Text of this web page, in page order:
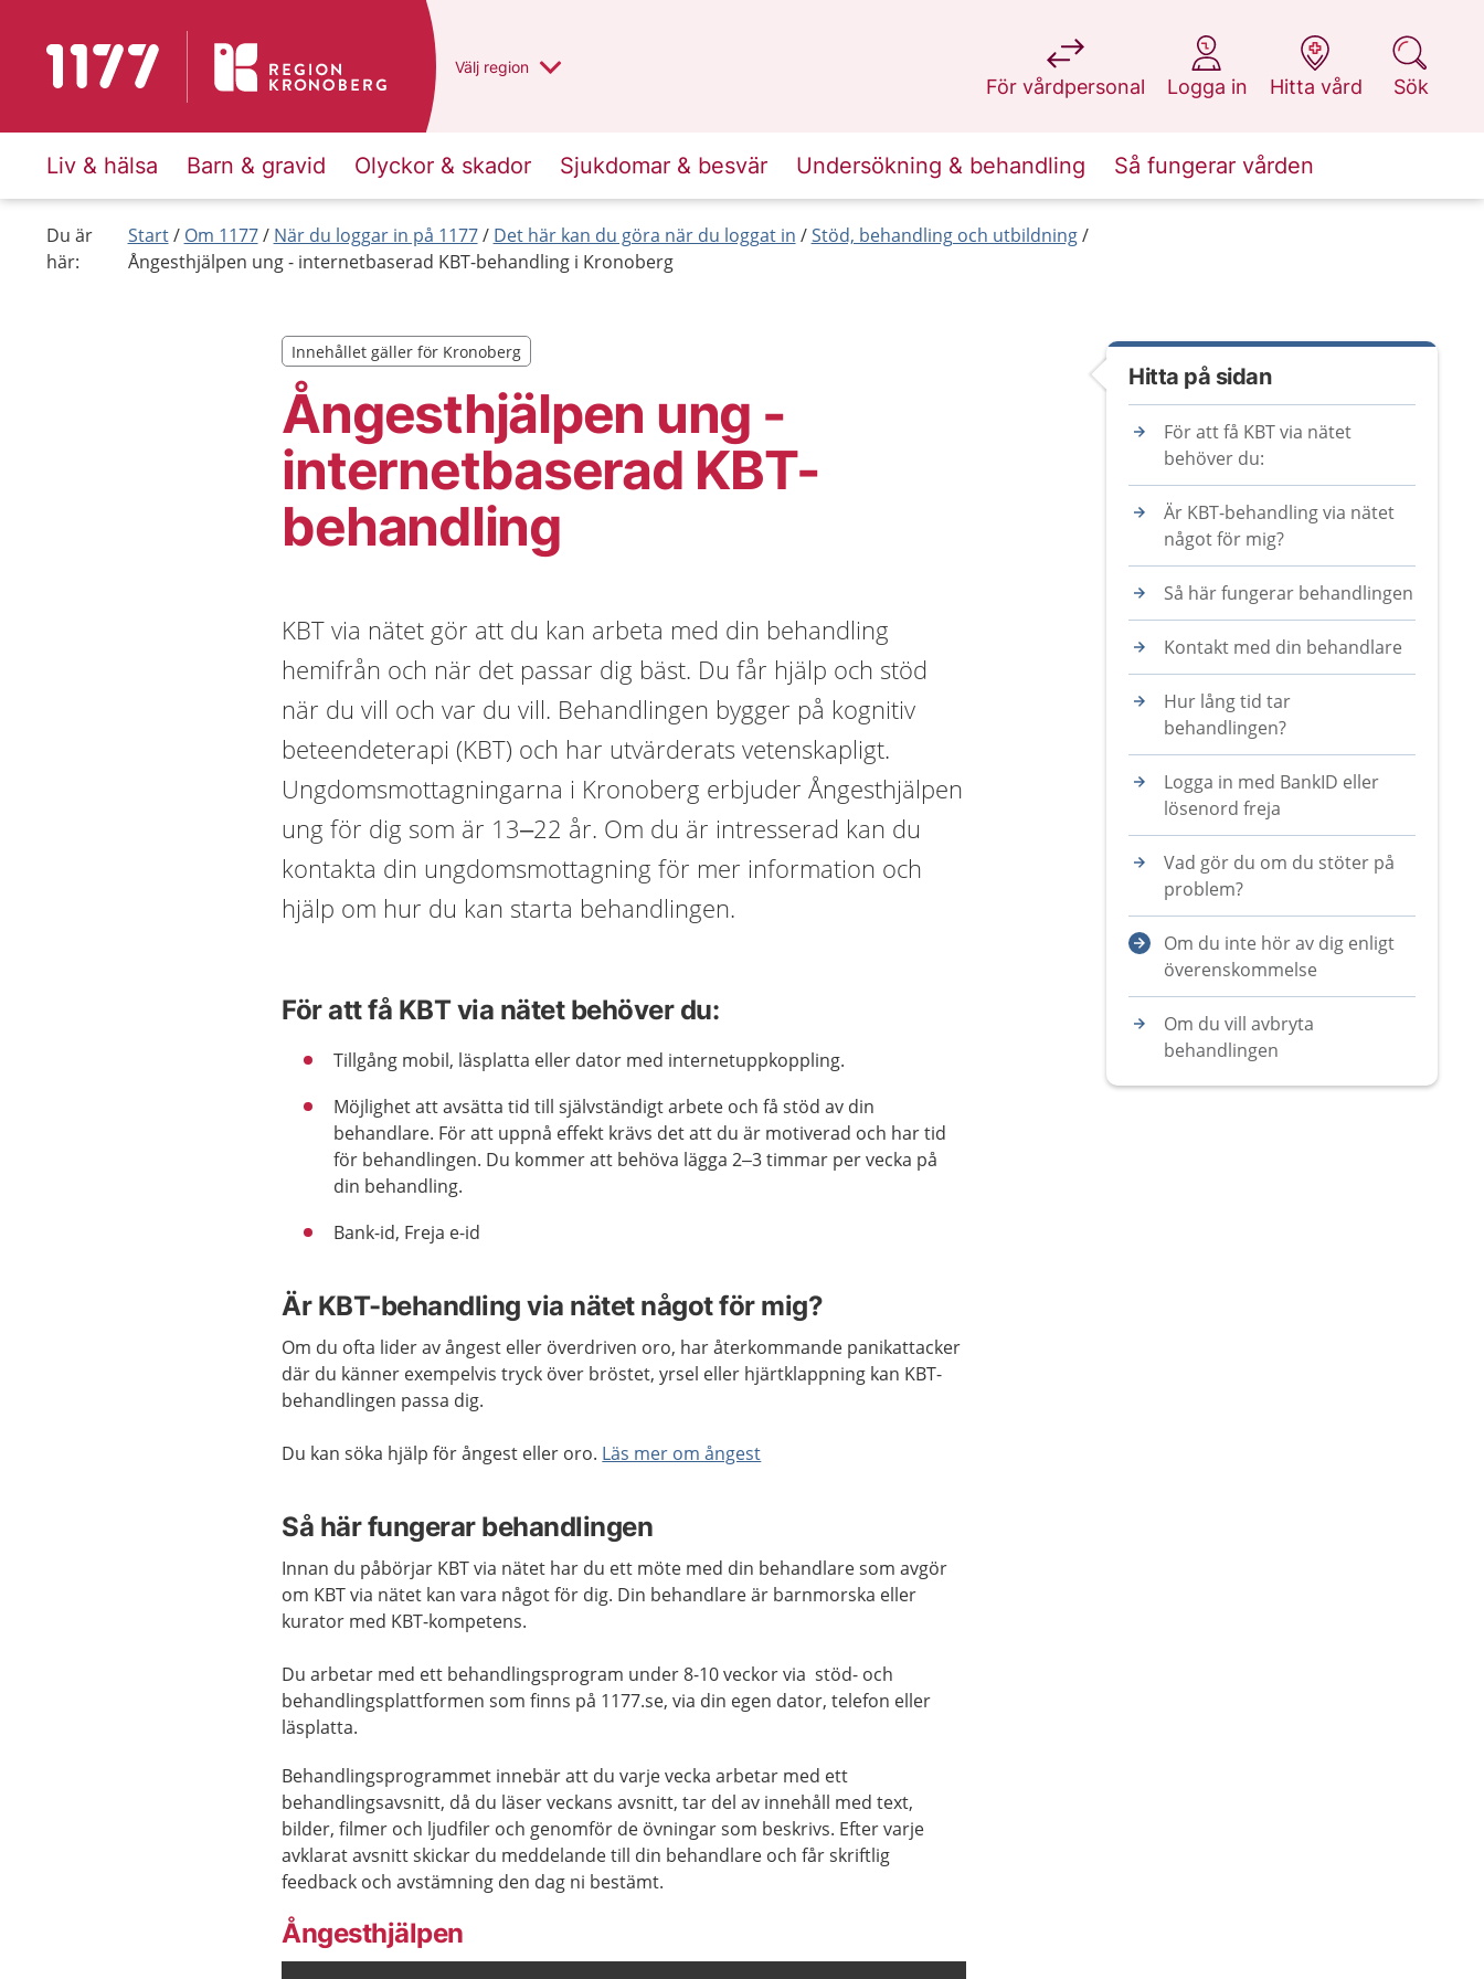
Till startsidan för 1177 Du har valt region
Välj en annan
region
För vårdpersonal
på 1177.se
Logga in
på 1177.se
Hitta vård
på 1177.se
Sök
på 1177.se
Liv & hälsa Barn & gravid Olyckor & skador Sjukdomar & besvär Undersökning & behandling Så fungerar vården
Du är
här:
Start Om 1177 När du loggar in på 1177 Det här kan du göra när du loggat in
Stöd, behandling och utbildning
Ångesthjälpen ung - internetbaserad KBT-behandling i Kronoberg
Ångesthjälpen ung -
internetbaserad KBT-
behandling
Innehållet gäller för Kronoberg
Innehållet gäller för Kronoberg
KBT via nätet gör att du kan arbeta med din behandling
hemifrån och när det passar dig bäst. Du får hjälp och stöd
när du vill och var du vill. Behandlingen bygger på kognitiv
beteendeterapi (KBT) och har utvärderats vetenskapligt.
Ungdomsmottagningarna i Kronoberg erbjuder Ångesthjälpen
ung för dig som är 13–22 år. Om du är intresserad kan du
kontakta din ungdomsmottagning för mer information och
hjälp om hur du kan starta behandlingen.
För att få KBT via nätet behöver du:
Tillgång mobil, läsplatta eller dator med internetuppkoppling.
Möjlighet att avsätta tid till självständigt arbete och få stöd av din
behandlare. För att uppnå effekt krävs det att du är motiverad och har tid
för behandlingen. Du kommer att behöva lägga 2–3 timmar per vecka på
din behandling.
Bank-id, Freja e-id
Är KBT-behandling via nätet något för mig?
Om du ofta lider av ångest eller överdriven oro, har återkommande panikattacker
där du känner exempelvis tryck över bröstet, yrsel eller hjärtklappning kan KBT-
behandlingen passa dig.
Du kan söka hjälp för ångest eller oro. Läs mer om ångest
Så här fungerar behandlingen
Innan du påbörjar KBT via nätet har du ett möte med din behandlare som avgör
om KBT via nätet kan vara något för dig. Din behandlare är barnmorska eller
kurator med KBT-kompetens.
Du arbetar med ett behandlingsprogram under 8-10 veckor via stöd- och
behandlingsplattformen som finns på 1177.se, via din egen dator, telefon eller
läsplatta.
Behandlingsprogrammet innebär att du varje vecka arbetar med ett
behandlingsavsnitt, då du läser veckans avsnitt, tar del av innehåll med text,
bilder, filmer och ljudfiler och genomför de övningar som beskrivs. Efter varje
avklarat avsnitt skickar du meddelande till din behandlare och får skriftlig
feedback och avstämning den dag ni bestämt.
Ångesthjälpen
Hitta på sidan
För att få KBT via nätet
behöver du:
Är KBT-behandling via nätet
något för mig?
Så här fungerar behandlingen
Kontakt med din behandlare
Hur lång tid tar
behandlingen?
Logga in med BankID eller
lösenord freja
Vad gör du om du stöter på
problem?
Om du inte hör av dig enligt
överenskommelse
Om du vill avbryta
behandlingen